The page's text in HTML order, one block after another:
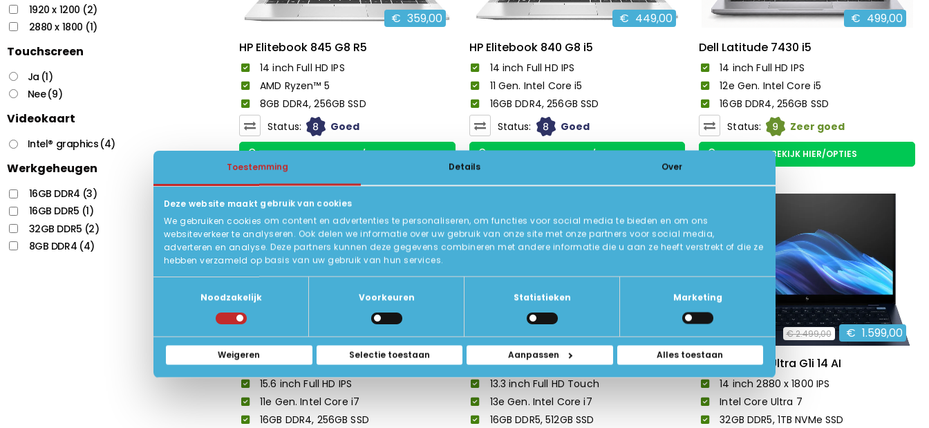
Toestemming Details Over
Deze website maakt gebruik van cookies
We gebruiken cookies om content en advertenties te personaliseren, om functies voor social media te bieden en om ons
websiteverkeer te analyseren. Ook delen we informatie over uw gebruik van onze site met onze partners voor social media,
adverteren en analyse. Deze partners kunnen deze gegevens combineren met andere informatie die u aan ze heeft verstrekt of die ze
hebben verzameld op basis van uw gebruik van hun services.
Noodzakelijk
Voorkeuren Statistieken Marketing
Weigeren Selectie toestaan Aanpassen Alles toestaan
€ 359,00
HP Elitebook 845 G8 R5
14 inch Full HD IPS
AMD Ryzen™ 5
8GB DDR4, 256GB SSD
Status:
8 Goed
BEKIJK HIER/OPTIES
€ 449,00
HP Elitebook 840 G8 i5
14 inch Full HD IPS
11 Gen. Intel Core i5
16GB DDR4, 256GB SSD
Status:
8 Goed
BEKIJK HIER/OPTIES
€ 499,00
Dell Latitude 7430 i5
14 inch Full HD IPS
12e Gen. Intel Core i5
16GB DDR4, 256GB SSD
Status:
9 Zeer goed
BEKIJK HIER/OPTIES
-15%
€649,00 € 549,00
HP EliteBook 850 G8 i7
15.6 inch Full HD IPS
11e Gen. Intel Core i7
16GB DDR4, 256GB SSD
€1.499,00 € 899,00
HP Elite x360 830 G10 i7
13.3 inch Full HD Touch
13e Gen. Intel Core i7
16GB DDR5, 512GB SSD
€2.499,00 € 1.599,00
HP EliteBook Ultra G1i 14 AI
14 inch 2880 x 1800 IPS
Intel Core Ultra 7
32GB DDR5, 1TB NVMe SSD
1920 x 1200 (2)
2880 x 1800 (1)
Touchscreen
Ja (1)
Nee(9)
Videokaart
Intel® graphics (4)
Werkgeheugen
16GB DDR4 (3)
16GB DDR5 (1)
32GB DDR5 (2)
8GB DDR4 (4)